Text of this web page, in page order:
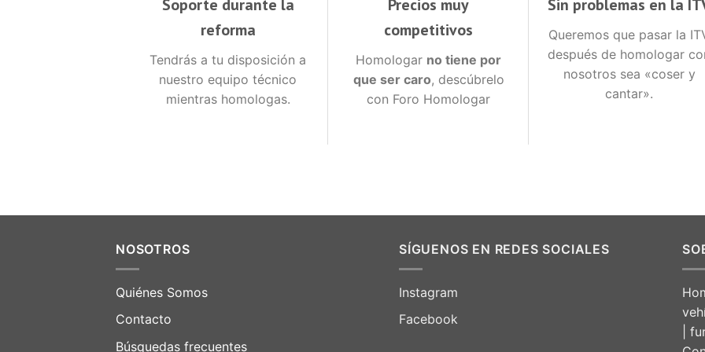
Soporte durante la
reforma
Tendrás a tu disposición a
nuestro equipo técnico
mientras homologas.
Precios muy
competitivos
Homologar no tiene por
que ser caro, descúbrelo
con Foro Homologar
Sin problemas en la
Queremos que pasar la
después de homologar
nosotros sea «coser y
cantar».
NOSOTROS
Quiénes Somos
Contacto
Búsquedas frecuentes
SÍGUENOS EN REDES SOCIALES
Instagram
Facebook
|